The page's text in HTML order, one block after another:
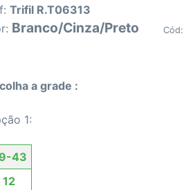
Trifil R.T06313
Branco/Cinza/Preto
a grade :
1:
43
12